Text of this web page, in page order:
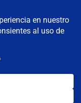
MENÚ